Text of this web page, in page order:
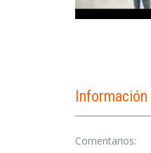
Información
Comentarios: